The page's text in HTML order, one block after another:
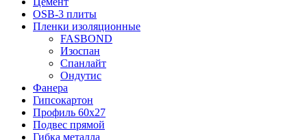
OSB-3 плиты
Пленки изоляционные
FASBOND
Изоспан
Спанлайт
Ондутис
Фанера
Гипсокартон
Профиль 60х27
Подвес прямой
Гибка металла